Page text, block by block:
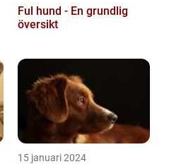
Ful hund - En grundlig
översikt
15 januari 2024